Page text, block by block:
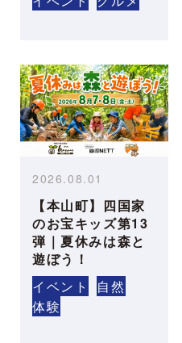
【本山町】四国家
のお宝キッズ第13
弾｜夏休みは森と
遊ぼう！
2026.08.01
イベント
自然
体験